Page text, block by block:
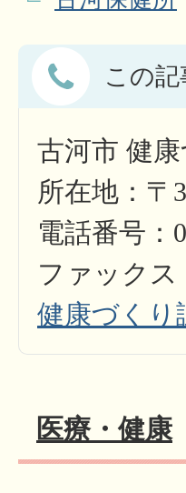
この
古河市 健
所在地：〒
電話番号：
ファックス
健康づくり
医療・健康